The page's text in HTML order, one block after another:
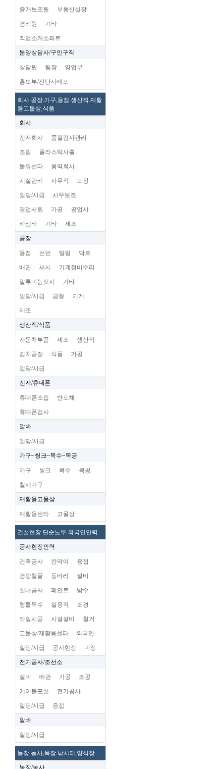
중개보조원 부동산실장
경리원 기타
직업소개소파트
분양상담사/구인구직
상담원 팀장 영업부
홍보부/전단지배포
회사.공장.가구,용접.생산직.재활
용고물상,식품
회사
전자회사 품질검사관리
조립 플라스틱사출
물류센타 용역회사
시설관리 사무직 포장
일당/시급 사무보조
영업사원 가공 공업사
카센타 기타 제조
공장
용접 선반 밀링 닥트
배관 새시 기계정비수리
알루미늄삿시 기타
일당/시급 금형 기계
제조
생산직/식품
자동차부품 제조 생산직
김치공장 식품 가공
일당/시급
전자/휴대폰
휴대폰조립 반도체
휴대폰검사
알바
일당/시급
가구~씽크~목수~목공
가구 씽크 목수 목공
철재가구
재활용고물상
재활용센타 고물상
건설현장.단순노무.외국인인력
공사현장인력
건축공사 칸막이 용접
경량철골 동바리 설비
실내공사 페인트 방수
형틀목수 일용직 조경
타일시공 시설설비 철거
고물상/재활용센타 외국인
일당/시급 공사현장 미장
전기공사/조선소
설비 배관 기공 조공
케이블포설 전기공사
일당/시급 용접
알바
일당/시급
농장.농사,목장.낚시터,양식장
농장/농사